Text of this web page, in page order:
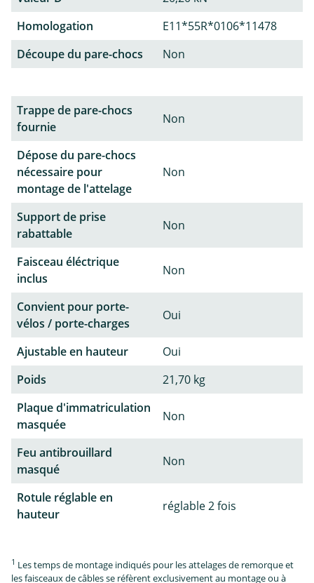
Homologation
E11*55R*0106*11478
Découpe du pare-chocs
Non
Trappe de pare-chocs
fournie
Non
Dépose du pare-chocs
nécessaire pour
montage de l'attelage
Non
Support de prise
rabattable
Non
Faisceau éléctrique
inclus
Non
Convient pour porte-
vélos / porte-charges
Oui
Ajustable en hauteur
Oui
Poids
21,70 kg
Plaque d'immatriculation
masquée
Non
Feu antibrouillard
masqué
Non
Rotule réglable en
hauteur
réglable 2 fois
1 Les temps de montage indiqués pour les attelages de remorque et
les faisceaux de câbles se réfèrent exclusivement au montage ou à